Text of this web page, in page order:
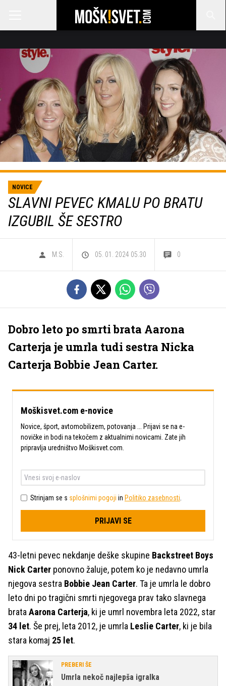
NOVICE
SLAVNI PEVEC KMALU PO BRATU
IZGUBIL ŠE SESTRO
M.S. 05. 01. 2024 05.30 0
Dobro leto po smrti brata Aarona
Carterja je umrla tudi sestra Nicka
Carterja Bobbie Jean Carter.
Moškisvet.com e-novice
Novice, šport, avtomobilizem, potovanja ... Prijavi se na e-
novičke in bodi na tekočem z aktualnimi novicami. Zate jih
pripravlja uredništvo Moškisvet.com.
Strinjam se s splošnimi pogoji in Politiko zasebnosti
PRIJAVI SE
43-letni pevec nekdanje deške skupine Backstreet Boys
Nick Carter ponovno žaluje, potem ko je nedavno umrla
njegova sestra Bobbie Jean Carter. Ta je umrla le dobro
leto dni po tragični smrti njegovega prav tako slavnega
brata Aarona Carterja, ki je umrl novembra leta 2022, star
34 let. Še prej, leta 2012, je umrla Leslie Carter, ki je bila
stara komaj 25 let.
PREBERI ŠE
Umrla nekoč najlepša igralka